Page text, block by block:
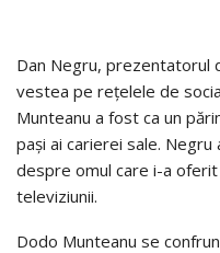
Dan Negru, prezentatorul
vestea pe rețelele de
Munteanu a fost ca un
pași ai carierei sale.
despre omul care i-a
televiziunii.
Dodo Munteanu se